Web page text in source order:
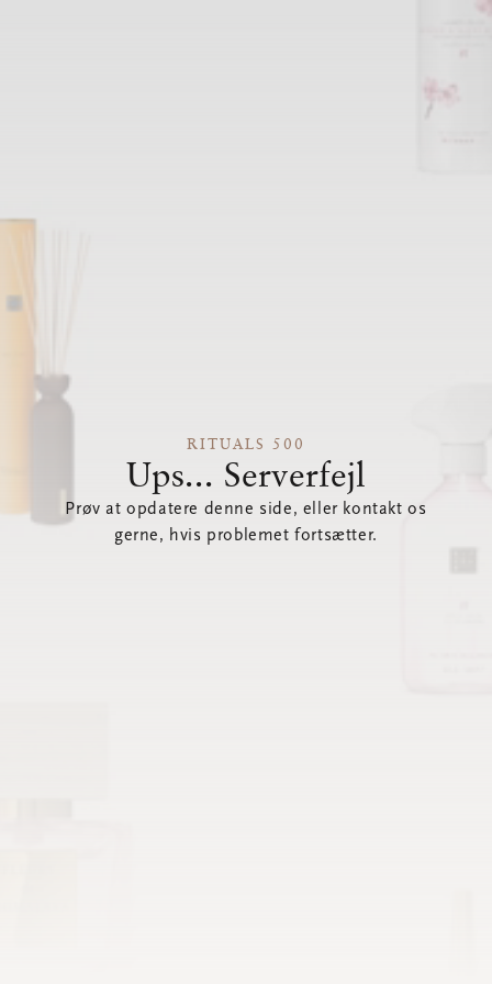
RITUALS 500
Ups... Serverfejl
Prøv at opdatere denne side, eller kontakt os
gerne, hvis problemet fortsætter.